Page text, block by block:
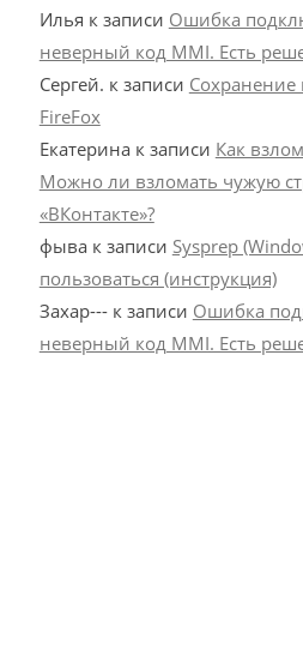
Илья к записи Ошибка
неверный код MMI. Есть
Сергей. к записи Сохранение
FireFox
Екатеринак записи Как
Можно ли взломать чужую
«ВКонтакте»?
фывак записи Sysprep
пользоваться (инструкция)
Захар---к записи Ошибка
неверный код MMI. Есть